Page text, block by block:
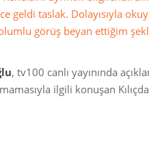
geldi taslak. Dolayısıyla
görüş beyan ettiğim
, tv100 canlı yayınında
ilgili konuşan